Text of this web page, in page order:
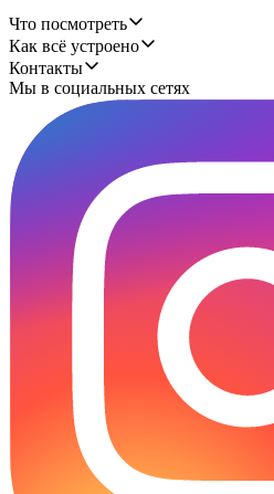
Что посмотреть
Как всё устроено
Контакты
Мы в социальных сетях